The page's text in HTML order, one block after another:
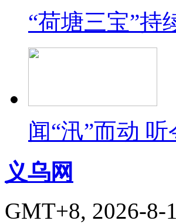
“荷塘三宝”持
闻“汛”而动
义乌网
GMT+8, 2026-8-